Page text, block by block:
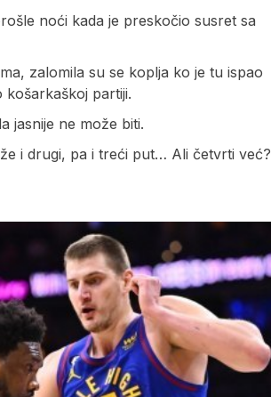
noći kada je preskočio susret sa
zalomila su se koplja ko je tu ispao
košarkaškoj partiji.
jasnije ne može biti.
i drugi, pa i treći put… Ali četvrti već?